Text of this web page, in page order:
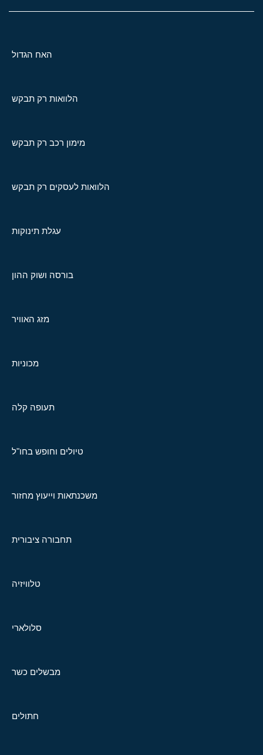
האח הגדול
הלוואות רק תבקש
מימון רכב רק תבקש
הלוואות לעסקים רק תבקש
עגלת תינוקות
בורסה ושוק ההון
מזג האוויר
מכוניות
תעופה קלה
טיולים וחופש בחו"ל
משכנתאות וייעוץ מחזור
תחבורה ציבורית
טלוויזיה
סלולארי
מבשלים כשר
חתולים